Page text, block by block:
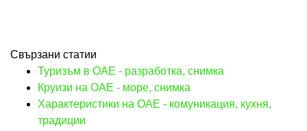
Свързани статии
Туризъм в ОАЕ - разработка, снимка
Круизи на ОАЕ - море, снимка
Характеристики на ОАЕ - комуникация, кухня,
традиции